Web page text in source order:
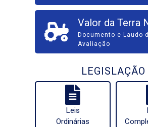
Valor da Terra
Documento e Laudo
Avaliação
LEGISLAÇÃO
Leis
Ordinárias